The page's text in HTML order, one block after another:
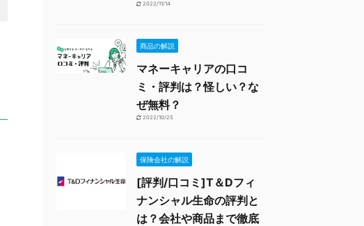
2022/11/14
商品の解説
マネーキャリアの口コ
ミ・評判は？怪しい？な
ぜ無料？
2022/10/25
保険会社の解説
[評判/口コミ]T＆Dフィ
ナンシャル生命の評判と
は？会社や商品まで徹底